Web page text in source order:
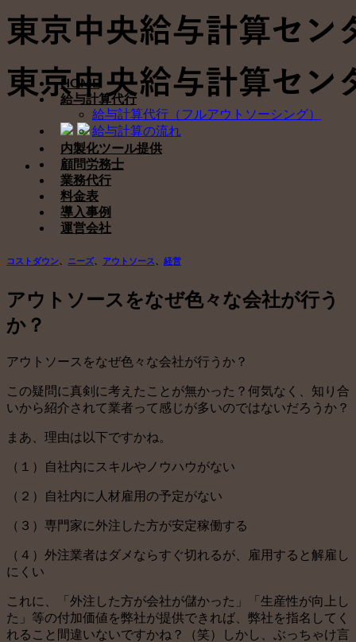
Skip
to
content
HOME
給与計算代行
給与計算代行（フルアウトソーシング）
給与計算の流れ
内製化ツール提供
顧問労務士
業務代行
料金表
導入事例
運営会社
コストダウン ニーズ、 アウトソース 経営
アウトソースをなぜ色々な会社が行う
か？
アウトソースをなぜ色々な会社が行うか？
この疑問に真剣に考えたことが無かった？何気なく、知り合
いから紹介されて業者って感じが多いのではないだろうか？
まあ、理由は以下ですかね。
（１）自社内にスキルやノウハウがない
（２）自社内に人材雇用の予定がない
（３）専門家に外注した方が安定稼働する
（４）外注業者はダメならすぐ切れるが、雇用すると解雇し
にくい
これに、「外注した方が会社が儲かった」「生産性が向上し
た」等の付加価値を弊社が提供できれば、弊社を指名してく
れること間違いないですかね？（笑）しかし、ぶっちゃけ言